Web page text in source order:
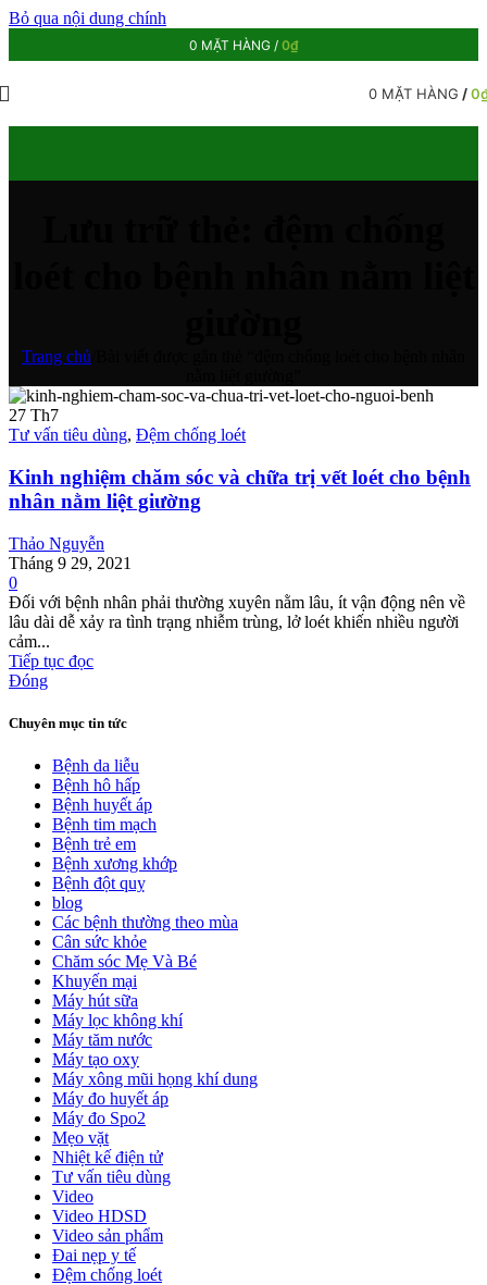
Bỏ qua nội dung chính
0 MẶT HÀNG / 0₫
0 MẶT HÀNG /0
Trang chủ
27 Th7
Tư vấn tiêu dùng, Đệm chống loét
Kinh nghiệm chăm sóc và chữa trị vết loét cho bệnh
nhân nằm liệt giường
Thảo Nguyễn
Tháng 9 29, 2021
0
Đối với bệnh nhân phải thường xuyên nằm lâu, ít vận động nên về
lâu dài dễ xảy ra tình trạng nhiễm trùng, lở loét khiến nhiều người
cảm...
Tiếp tục đọc
Đóng
Chuyên mục tin tức
Bệnh da liễu
Bệnh hô hấp
Bệnh huyết áp
Bệnh tim mạch
Bệnh trẻ em
Bệnh xương khớp
Bệnh đột quỵ
blog
Các bệnh thường theo mùa
Cân sức khỏe
Chăm sóc Mẹ Và Bé
Khuyến mại
Máy hút sữa
Máy lọc không khí
Máy tăm nước
Máy tạo oxy
Máy xông mũi họng khí dung
Máy đo huyết áp
Máy đo Spo2
Mẹo vặt
Nhiệt kế điện tử
Tư vấn tiêu dùng
Video
Video HDSD
Video sản phẩm
Đai nẹp y tế
Đệm chống loét